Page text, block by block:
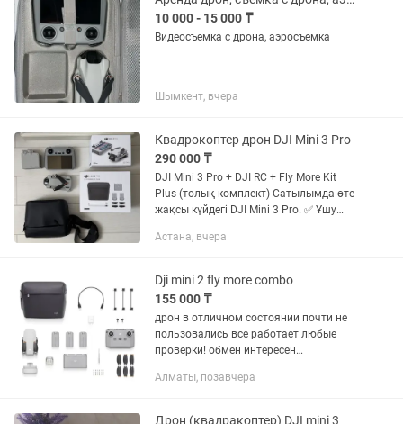
DJI ✔ Карта...
10 000 - 15 000 ₸
Видеосъемка с дрона, аэросъемка
Шымкент, вчера
Квадрокоптер дрон DJI Mini 3 Pro
290 000 ₸
DJI Mini 3 Pro + DJI RC + Fly More Kit
Plus (толық комплект) Сатылымда өте
жақсы күйдегі DJI Mini 3 Pro. ✅ Ұшу
ұшу ғана жасаған ✅ Құламаған,
Астана, вчера
Dji mini 2 fly more combo
155 000 ₸
дрон в отличном состоянии почти не
пользовались все работает любые
проверки! обмен интересен
Алматы, позавчера
Дрон (квадракоптер) DJI mini 3